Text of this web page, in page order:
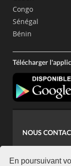
En poursuivant
Congo
Sénégal
Bénin
Télécharger
NOUS